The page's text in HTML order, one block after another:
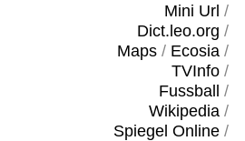
Mini Url /
Dict.leo.org /
Maps/ Ecosia/
TVInfo/
Fussball
/
Wikipedia/
Spiegel Online/